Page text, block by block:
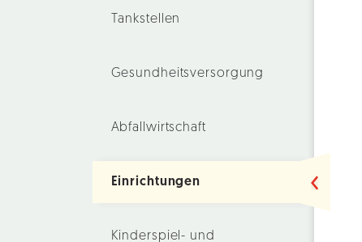
Tankstellen
Gesundheitsversorgung
Abfallwirtschaft
Einrichtungen
Kinderspiel- und